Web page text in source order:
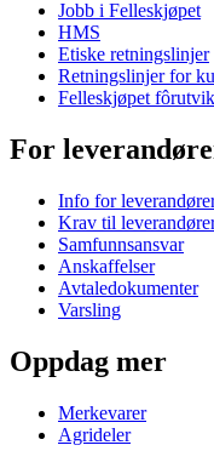
Jobb i Felleskjøpet
HMS
Etiske retningslinjer
Retningslinjer for
Felleskjøpet
For
Info for
Krav til
Samfunnsansvar
Anskaffelser
Avtaledokumenter
Varsling
Oppdag mer
Merkevarer
Agrideler